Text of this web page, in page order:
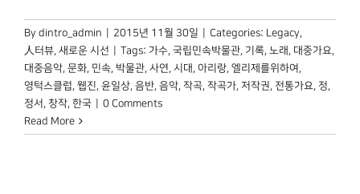
By dintro_admin 2015년 11월 30일 Categories: Legacy
人터뷰 새로운 시선 Tags: 가수 국립민속박물관 기록 노래 대중가요
대중음악 문화 민속 박물관 사연 시대 아리랑 엘리제를위하여
영턱스클럽 웹진 윤일상 음반 음악 작곡 작곡가 저작권 전통가요 정
정서 창작 한국
0 Comments
Read More